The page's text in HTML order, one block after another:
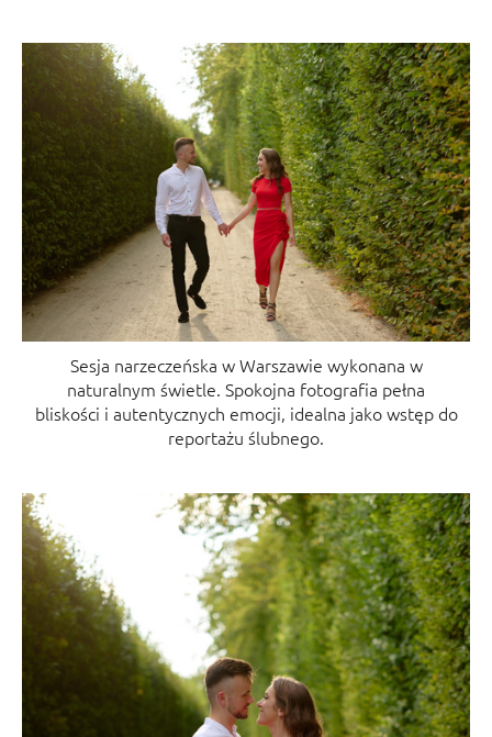
Sesja narzeczeńska w Warszawie wykonana w
naturalnym świetle. Spokojna fotografia pełna
bliskości i autentycznych emocji, idealna jako wstęp do
reportażu ślubnego.